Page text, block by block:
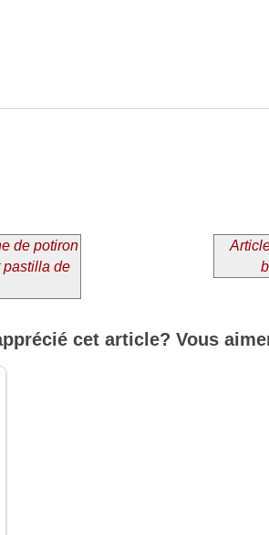
de potiron
pastilla de
cet article? Vous